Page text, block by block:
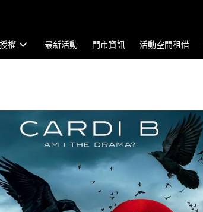
權 最新活動 門市資訊 活動空間租借